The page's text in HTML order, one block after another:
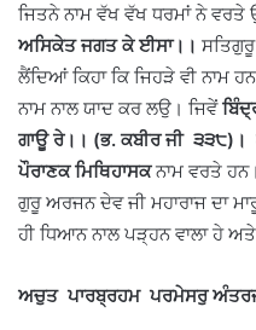
ਜਿਤਨੇ ਨਾਮ ਵੱਖ ਵੱਖ ਧਰਮਾਂ ਨੇ ਵਰਤੇ
ਅਸਿਕੇਤ ਜਗਤ ਕੇ ਈਸਾ।।
ਲੈਂਦਿਆਂ ਕਿਹਾ ਕਿ ਜਿਹੜੇ ਵੀ ਨਾਮ
ਨਾਮ ਨਾਲ ਯਾਦ ਕਰ ਲਉ। ਜਿਵੇਂ
ਗਾਊ ਰੇ।। (ਭ. ਕਬੀਰ ਜੀ ੩੩੮)।
ਪੌਰਾਣਕ ਮਿਥਿਹਾਸਕਨਾਮ ਵਰਤੇ
ਗੁਰੂ ਅਰਜਨ ਦੇਵ ਜੀ ਮਹਾਰਾਜ ਦਾ
ਹੀ ਧਿਆਨ ਨਾਲ ਪੜ੍ਹਨ ਵਾਲਾ ਹੇ
ਅਚੁਤ ਪਾਰਬ੍ਰਹਮ ਪਰਮੇਸਰੁ